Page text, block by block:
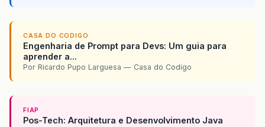
CASA DO CODIGO
Engenharia de Prompt para Devs: Um guia para
aprender a...
Por Ricardo Pupo Larguesa — Casa do Codigo
FIAP
Pos-Tech: Arquitetura e Desenvolvimento Java